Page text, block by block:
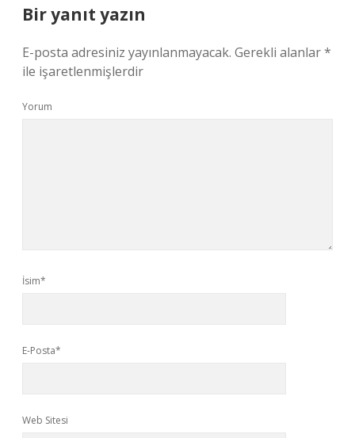
Bir yanıt yazın
E-posta adresiniz yayınlanmayacak. Gerekli alanlar*
ile işaretlenmişlerdir
Yorum
İsim*
E-Posta*
Web Sitesi